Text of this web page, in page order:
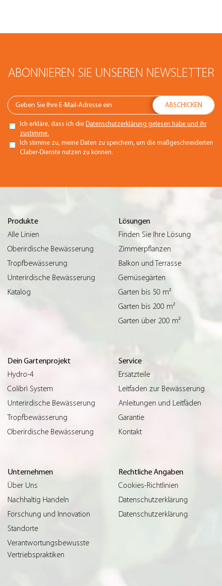
ABONNIEREN SIE UNSEREN NEWSLETTER
Ich erkläre, dass ich die Datenschutzerklärung gelesen habe und ihr
zustimme.
Ich stimme zu, meine Daten zu speichern, um die maßgeschneiderten
Claber-Dienste nutzen zu können.
Produkte
Alle Linien
Oberirdische Bewässerung
Tropfbewässerung
Unterirdische Bewässerung
Katalog
Lösungen
Finden Sie Ihre Lösung
Zimmerpflanzen
Balkon und Terrasse
Gemüsegärten
Garten bis 50 m²
Garten bis 200 m²
Garten über 200 m²
Dein Gartenprojekt
Hydro-4
Colibrì System
Unterirdische Bewässerung
Tropfbewässerung
Oberirdische Bewässerung
Service
Ersatzteile
Leitfaden zur Bewässerung
Anleitungen und Leitfäden
Garantie
Kontakt
Unternehmen
Über Uns
Nachhaltig Handeln
Forschung und Innovation
Standorte
Verantwortungsbewusste
Vertriebspraktiken
Rechtliche Angaben
Cookies-Richtlinien
Datenschutzerklärung
Datenschutzerklärung